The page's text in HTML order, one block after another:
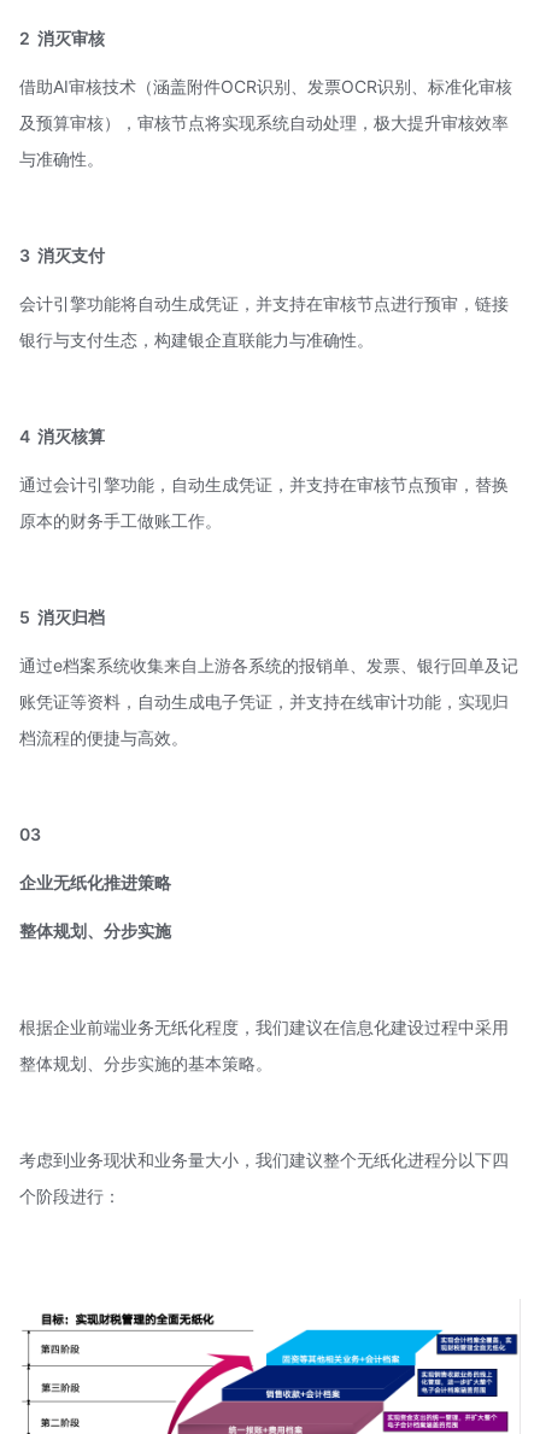
2 消灭审核
借助AI审核技术（涵盖附件OCR识别、发票OCR识别、标准化审核
及预算审核），审核节点将实现系统自动处理，极大提升审核效率
与准确性。
3 消灭支付
会计引擎功能将自动生成凭证，并支持在审核节点进行预审，链接
银行与支付生态，构建银企直联能力与准确性。
4 消灭核算
通过会计引擎功能，自动生成凭证，并支持在审核节点预审，替换
原本的财务手工做账工作。
5 消灭归档
通过e档案系统收集来自上游各系统的报销单、发票、银行回单及记
账凭证等资料，自动生成电子凭证，并支持在线审计功能，实现归
档流程的便捷与高效。
03
企业无纸化推进策略
整体规划、分步实施
根据企业前端业务无纸化程度，我们建议在信息化建设过程中采用
整体规划、分步实施的基本策略。
考虑到业务现状和业务量大小，我们建议整个无纸化进程分以下四
个阶段进行：